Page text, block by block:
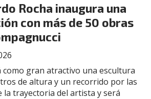
Rocha inaugura una
con más de 50 obras
gran atractivo una escultura
de altura y un recorrido por las
la trayectoria del artista y será